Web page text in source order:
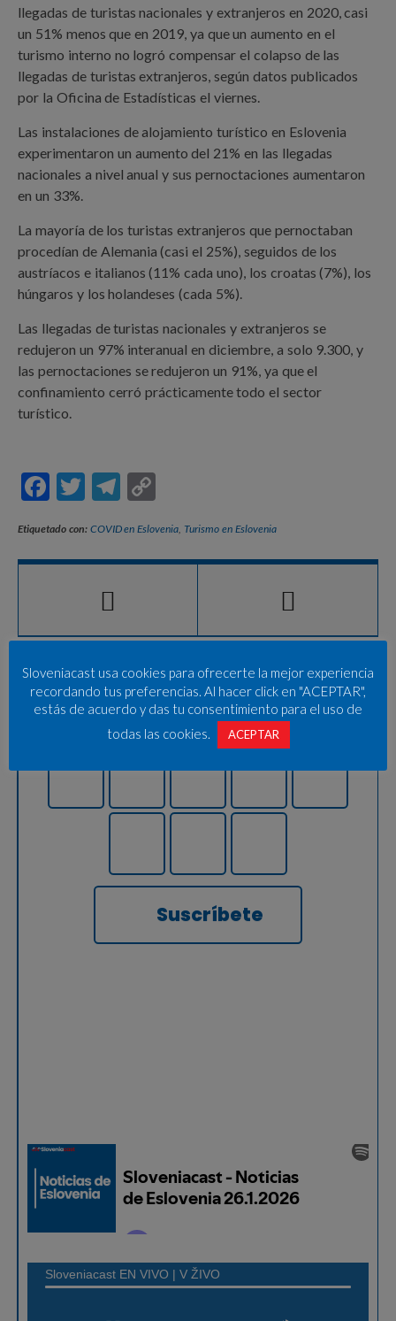
llegadas de turistas nacionales y extranjeros en 2020, casi
un 51% menos que en 2019, ya que un aumento en el
turismo interno no logró compensar el colapso de las
llegadas de turistas extranjeros, según datos publicados
por la Oficina de Estadísticas el viernes.
Las instalaciones de alojamiento turístico en Eslovenia
experimentaron un aumento del 21% en las llegadas
nacionales a nivel anual y sus pernoctaciones aumentaron
en un 33%.
La mayoría de los turistas extranjeros que pernoctaban
procedían de Alemania (casi el 25%), seguidos de los
austríacos e italianos (11% cada uno), los croatas (7%), los
húngaros y los holandeses (cada 5%).
Las llegadas de turistas nacionales y extranjeros se
redujeron un 97% interanual en diciembre, a solo 9.300, y
las pernoctaciones se redujeron un 91%, ya que el
confinamiento cerró prácticamente todo el sector
turístico.
F
e
b
o
T
itt
er
T
e
gr
m
p
y
n
Etiquetado con: COVID en Eslovenia Turismo en Eslovenia
Suscríbete
Sloveniacast usa cookies para ofrecerte la mejor experiencia
recordando tus preferencias. Al hacer click en "ACEPTAR",
estás de acuerdo y das tu consentimiento para el uso de
todas las cookies.
ACEPTAR